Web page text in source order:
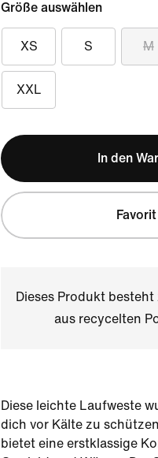
Größe auswählen
XS S M
XXL
In den
Favorit
Dieses Produkt
aus recycelten
Diese leichte Laufweste
dich vor Kälte zu
bietet eine erstklassige